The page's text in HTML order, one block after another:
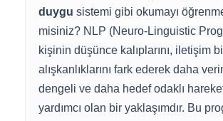
duygu sistemi gibi okumayı
misiniz? NLP (Neuro-Linguistic
kişinin düşünce kalıplarını, iletişim
alışkanlıklarını fark ederek daha
dengeli ve daha hedef odaklı
yardımcı olan bir yaklaşımdır. Bu